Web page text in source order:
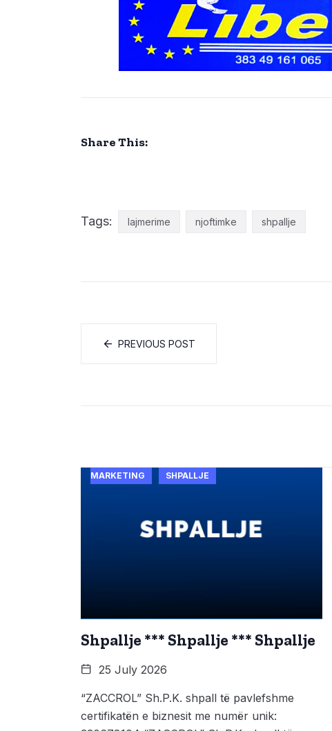
Share This:
Tags: lajmerime njoftimke shpallje
PREVIOUS POST
MARKETING SHPALLJE
Shpallje *** Shpallje *** Shpallje
25 July 2026
“ZACCROL” Sh.P.K. shpall të pavlefshme
certifikatën e biznesit me numër unik: